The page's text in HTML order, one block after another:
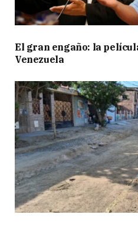
El gran engaño: la
Venezuela